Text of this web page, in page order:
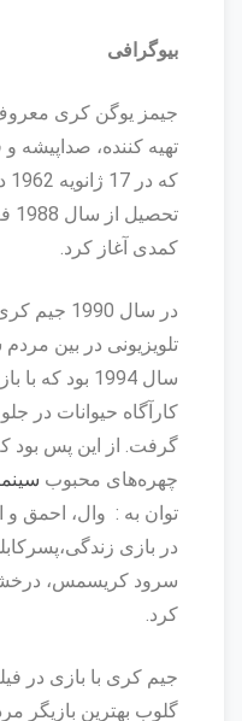
بیوگرافی
جیمز یوگن کری
تهیه کننده، صداپیشه
کمدی آغاز کرد.
در سال
تلویزیونی در بین مردم
سال 1994 بود
کارآگاه حیوانات در
گرفت. از این پس بود
چهره‌های محبوب
توان به : وال، احمق
سرود کریسمس،
کرد.
جیم کری با بازی در